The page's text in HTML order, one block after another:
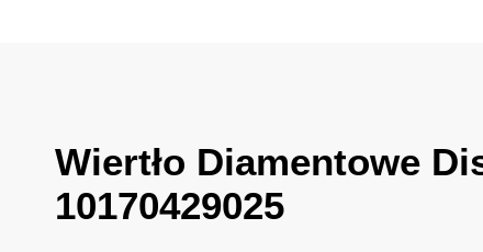
Wiertło Diamentowe
10170429025